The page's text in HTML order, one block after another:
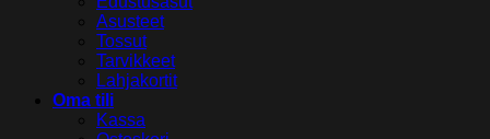
Asusteet
Tossut
Tarvikkeet
Lahjakortit
Oma tili
Kassa